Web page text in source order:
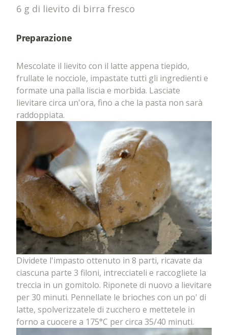
6 g di lievito di birra fresco
Preparazione
Mescolate il lievito con il latte appena tiepido,
frullate le nocciole, impastate tutti gli ingredienti e
formate una palla liscia e morbida. Lasciate
lievitare circa un'ora, fino a che la pasta non sarà
raddoppiata.
Dividete l'impasto ottenuto in 8 parti, ricavate da
ciascuna parte 3 filoni, intrecciateli e raccogliete la
treccia in un gomitolo. Riponete di nuovo a lievitare
per 30 minuti. Pennellate le brioches con un po' di
latte, spolverizzatele di zucchero e mettetele in
forno a cuocere a 175°C per circa 35/40 minuti.